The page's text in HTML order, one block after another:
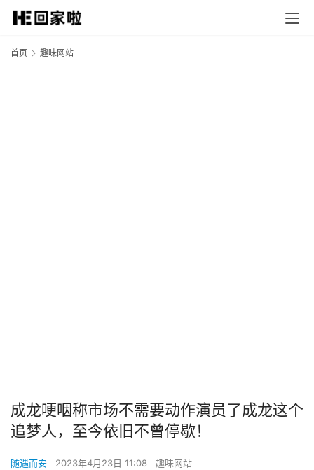
首页 趣味网站
成龙哽咽称市场不需要动作演员了成龙这个
追梦人，至今依旧不曾停歇！
随遇而安 2023年4月23日 11:08 趣味网站